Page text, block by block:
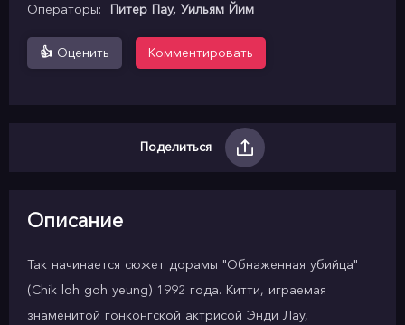
Операторы:
Питер Пау, Уильям Йим
👍 Оценить Комментировать
Поделиться
Описание
Так начинается сюжет дорамы "Обнаженная убийца"
(Chik loh goh yeung) 1992 года. Китти, играемая
знаменитой гонконгской актрисой Энди Лау,